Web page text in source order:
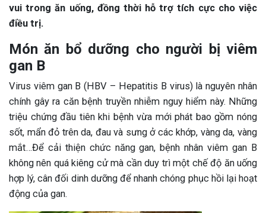
vui trong ăn uống, đồng thời hỗ trợ tích cực cho việc
điều trị.
Món ăn bổ dưỡng cho người bị viêm
gan B
Virus viêm gan B (HBV – Hepatitis B virus) là nguyên nhân
chính gây ra căn bệnh truyền nhiễm nguy hiểm này. Những
triệu chứng đầu tiên khi bệnh vừa mới phát bao gồm nóng
sốt, mẩn đỏ trên da, đau và sưng ở các khớp, vàng da, vàng
mắt…Để cải thiện chức năng gan, bệnh nhân viêm gan B
không nên quá kiêng cử mà cần duy trì một chế độ ăn uống
hợp lý, cân đối dinh dưỡng để nhanh chóng phục hồi lại hoạt
động của gan.